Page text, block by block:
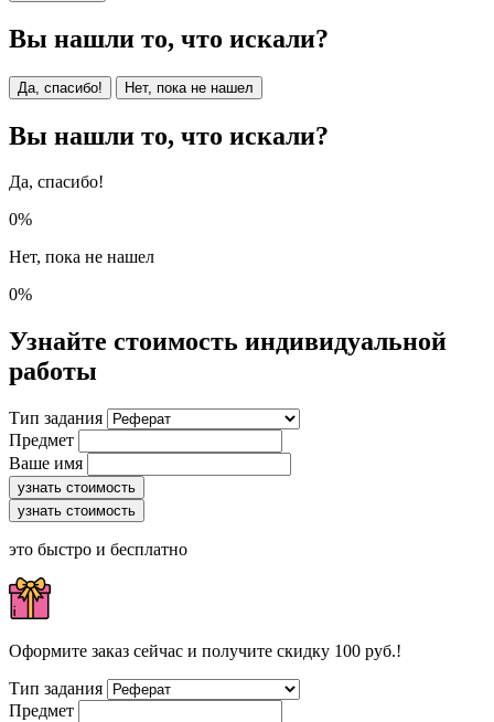
Вы нашли то, что искали?
Да, спасибо! Нет, пока не нашел
Вы нашли то, что искали?
Да, спасибо!
0%
Нет, пока не нашел
0%
Узнайте стоимость индивидуальной
работы
Тип задания
Предмет
Ваше имя
узнать стоимость
узнать стоимость
это быстро и бесплатно
Оформите заказ сейчас и получите скидку 100 руб.!
Тип задания
Предмет